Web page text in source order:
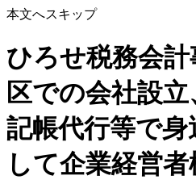
本文へスキップ
ひろせ税務会
区での会社設立
記帳代行等で身
して企業経営